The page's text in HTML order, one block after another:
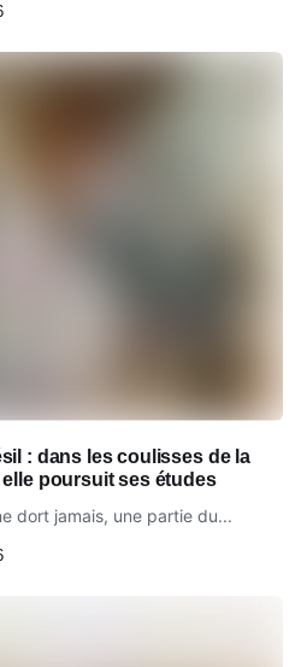
: dans les coulisses de la
poursuit ses études
dort jamais, une partie du...